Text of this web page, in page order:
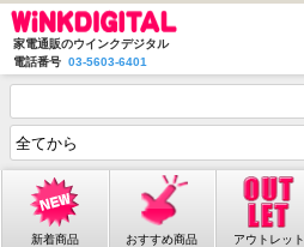
家電通販のウインクデジタル
電話番号 03-5603-6401
新着商品 おすすめ商品 アウトレット